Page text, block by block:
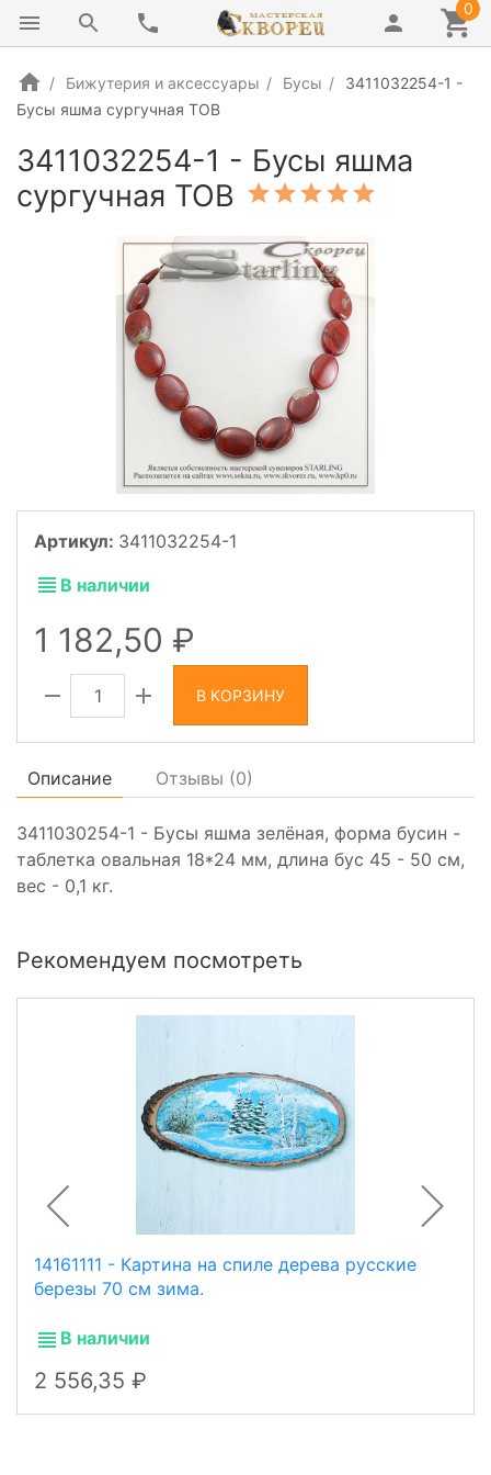
0
Бижутерия и аксессуары Бусы
3411032254-1 -
Бусы яшма сургучная ТОВ
3411032254-1 - Бусы яшма
сургучная ТОВ
Артикул: 3411032254-1
В наличии
1 182,50
В КОРЗИНУ
Описание Отзывы (0)
3411030254-1 - Бусы яшма зелёная, форма бусин -
таблетка овальная 18*24 мм, длина бус 45 - 50 см,
вес - 0,1 кг.
Рекомендуем посмотреть
14161111 - Картина на спиле дерева русские
березы 70 см зима.
В наличии
2 556,35